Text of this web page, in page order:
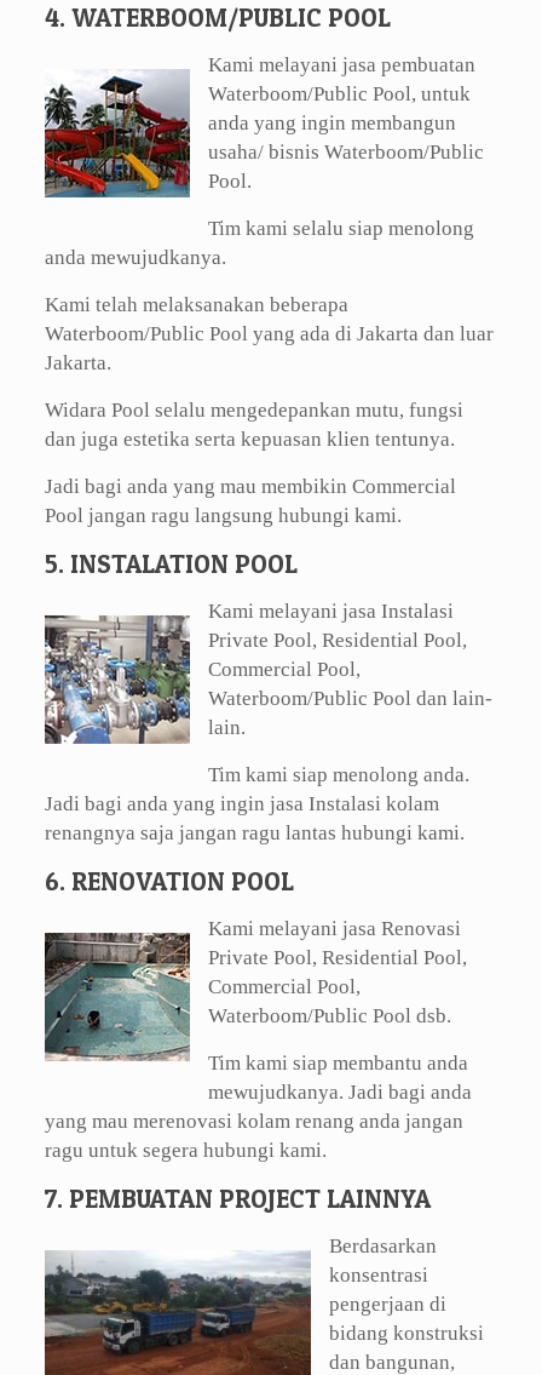
4. WATERBOOM/PUBLIC POOL
Kami melayani jasa pembuatan
Waterboom/Public Pool, untuk
anda yang ingin membangun
usaha/ bisnis Waterboom/Public
Pool.
Tim kami selalu siap menolong
anda mewujudkanya.
Kami telah melaksanakan beberapa
Waterboom/Public Pool yang ada di Jakarta dan luar
Jakarta.
Widara Pool selalu mengedepankan mutu, fungsi
dan juga estetika serta kepuasan klien tentunya.
Jadi bagi anda yang mau membikin Commercial
Pool jangan ragu langsung hubungi kami.
5. INSTALATION POOL
Kami melayani jasa Instalasi
Private Pool, Residential Pool,
Commercial Pool,
Waterboom/Public Pool dan lain-
lain.
Tim kami siap menolong anda.
Jadi bagi anda yang ingin jasa Instalasi kolam
renangnya saja jangan ragu lantas hubungi kami.
6. RENOVATION POOL
Kami melayani jasa Renovasi
Private Pool, Residential Pool,
Commercial Pool,
Waterboom/Public Pool dsb.
Tim kami siap membantu anda
mewujudkanya. Jadi bagi anda
yang mau merenovasi kolam renang anda jangan
ragu untuk segera hubungi kami.
7. PEMBUATAN PROJECT LAINNYA
Berdasarkan
konsentrasi
pengerjaan di
bidang konstruksi
dan bangunan,